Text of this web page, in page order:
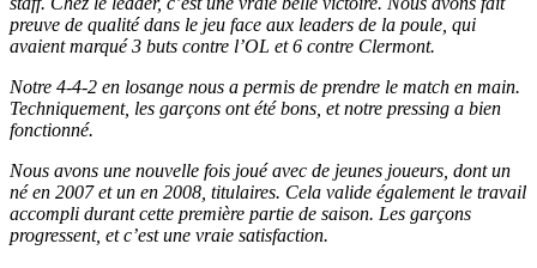
preuve de qualité dans le jeu face aux leaders de la poule, qui
avaient marqué 3 buts contre l’OL et 6 contre Clermont.
Notre 4-4-2 en losange nous a permis de prendre le match en main.
Techniquement, les garçons ont été bons, et notre pressing a bien
fonctionné.
Nous avons une nouvelle fois joué avec de jeunes joueurs, dont un
né en 2007 et un en 2008, titulaires. Cela valide également le travail
accompli durant cette première partie de saison. Les garçons
progressent, et c’est une vraie satisfaction.